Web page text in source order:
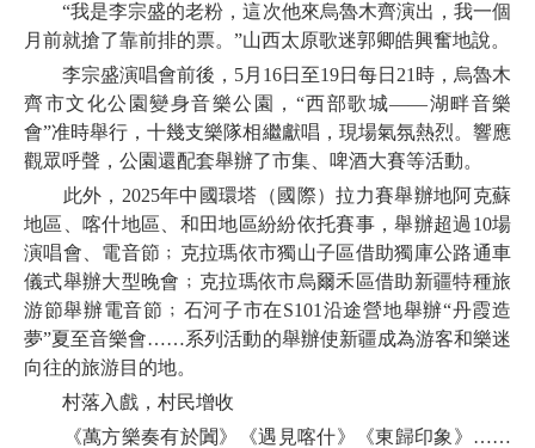
“我是李宗盛的老粉，這次他來烏魯木齊演出，我一個
月前就搶了靠前排的票。”山西太原歌迷郭卿皓興奮地說。
李宗盛演唱會前後，5月16日至19日每日21時，烏魯木
齊市文化公園變身音樂公園，“西部歌城——湖畔音樂
會”准時舉行，十幾支樂隊相繼獻唱，現場氣氛熱烈。響應
觀眾呼聲，公園還配套舉辦了市集、啤酒大賽等活動。
此外，2025年中國環塔（國際）拉力賽舉辦地阿克蘇
地區、喀什地區、和田地區紛紛依托賽事，舉辦超過10場
演唱會、電音節﹔克拉瑪依市獨山子區借助獨庫公路通車
儀式舉辦大型晚會﹔克拉瑪依市烏爾禾區借助新疆特種旅
游節舉辦電音節﹔石河子市在S101沿途營地舉辦“丹霞造
夢”夏至音樂會……系列活動的舉辦使新疆成為游客和樂迷
向往的旅游目的地。
村落入戲，村民增收
《萬方樂奏有於闐》《遇見喀什》《東歸印象》……